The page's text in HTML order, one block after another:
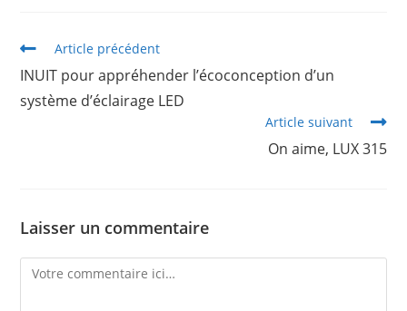
Article précédent
INUIT pour appréhender l’écoconception d’un
système d’éclairage LED
Article suivant
On aime, LUX 315
Laisser un commentaire